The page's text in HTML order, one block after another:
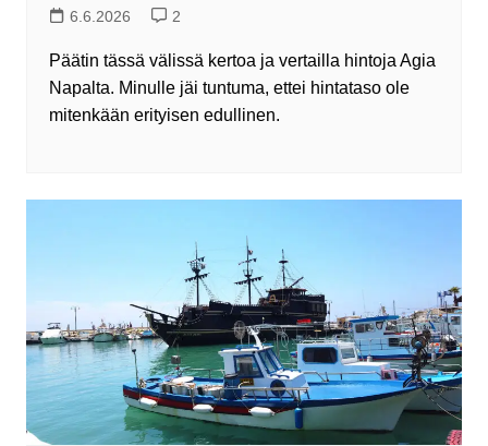
6.6.2026 2
Päätin tässä välissä kertoa ja vertailla hintoja Agia
Napalta. Minulle jäi tuntuma, ettei hintataso ole
mitenkään erityisen edullinen.